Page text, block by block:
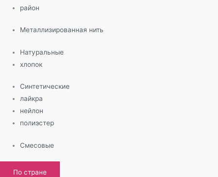
район
Металлизированная нить
Натуральные
хлопок
Синтетические
лайкра
нейлон
полиэстер
Смесовые
По стране